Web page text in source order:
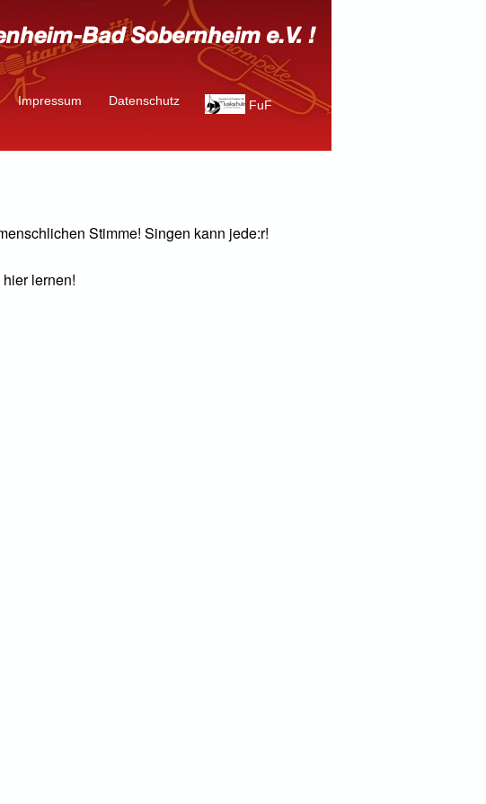
Impressum Datenschutz FuF
Stimme! Singen kann jede:r!
lernen!